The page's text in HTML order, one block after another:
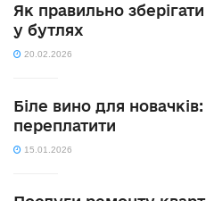
Як правильно
у бутлях
20.02.2026
Біле вино для
переплатити
15.01.2026